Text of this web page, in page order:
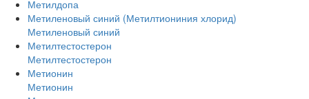
Метилдопа
Метиленовый синий (Метилтиониния хлорид)
Метиленовый синий
Метилтестостерон
Метилтестостерон
Метионин
Метионин